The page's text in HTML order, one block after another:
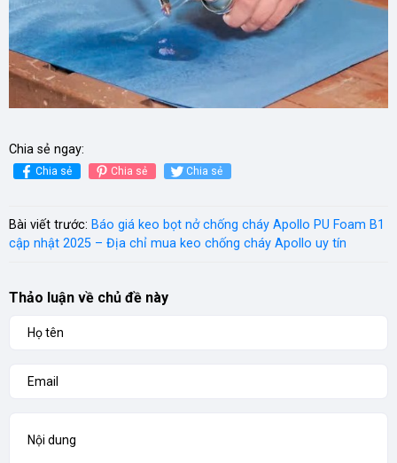
Chia sẻ ngay:
Chia sẻ Chia sẻ Chia sẻ
Bài viết trước: Báo giá keo bọt nở chống cháy Apollo PU Foam B1
cập nhật 2025 – Địa chỉ mua keo chống cháy Apollo uy tín
Thảo luận về chủ đề này